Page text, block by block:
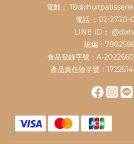
電郵：
電話 ：02-2720-
LINE ID：
統編：
食品登錄字號：A-
產品責任險字號：